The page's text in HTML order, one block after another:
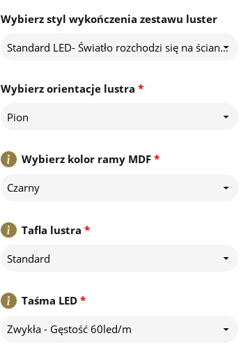
Wybierz styl wykończenia zestawu luster
Standard LED- Światło rozchodzi się na ścianę znajdującą się za lustrem
*
Wybierz orientacje lustra
Pion
*
Wybierz kolor ramy MDF
Czarny
*
Tafla lustra
Standard
*
Taśma LED
Zwykła - Gęstość 60led/m